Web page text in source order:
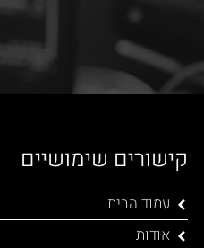
קישורים שימושיים
עמוד הבית
אודות